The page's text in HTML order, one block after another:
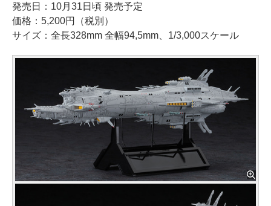
発売日：10月31日頃 発売予定
価格：5,200円（税別）
サイズ：全長328mm 全幅94,5mm、1/3,000スケール